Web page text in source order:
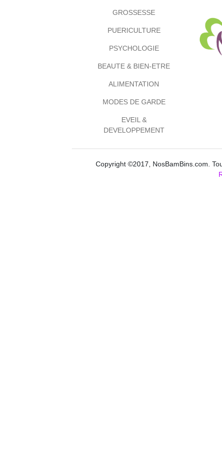
GROSSESSE
PUERICULTURE
PSYCHOLOGIE
BEAUTE & BIEN-ETRE
ALIMENTATION
MODES DE GARDE
EVEIL &
DEVELOPPEMENT
Copyright ©2017, NosBamBins.com.